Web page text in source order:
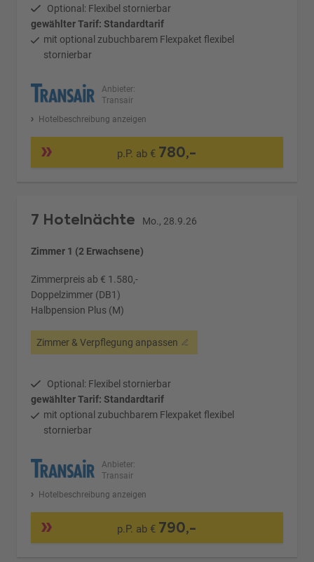
Optional: Flexibel stornierbar
gewählter Tarif: Standardtarif
mit optional zubuchbarem Flexpaket flexibel
stornierbar
Anbieter:
Transair
Hotelbeschreibung anzeigen
p.P. ab € 780,-
7 Hotelnächte Mo., 28.9.26
Zimmer 1 (2 Erwachsene)
Zimmerpreis ab € 1.580,-
Doppelzimmer (DB1)
Halbpension Plus (M)
Zimmer & Verpflegung anpassen
Optional: Flexibel stornierbar
gewählter Tarif: Standardtarif
mit optional zubuchbarem Flexpaket flexibel
stornierbar
Anbieter:
Transair
Hotelbeschreibung anzeigen
p.P. ab € 790,-